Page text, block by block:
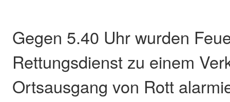
Gegen 5.40 Uhr wurden
Rettungsdienst zu einem
Ortsausgang von Rott